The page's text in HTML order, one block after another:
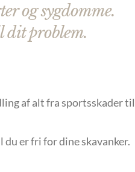
og sygdomme.
dit problem.
af alt fra sportsskader til
er fri for dine skavanker.